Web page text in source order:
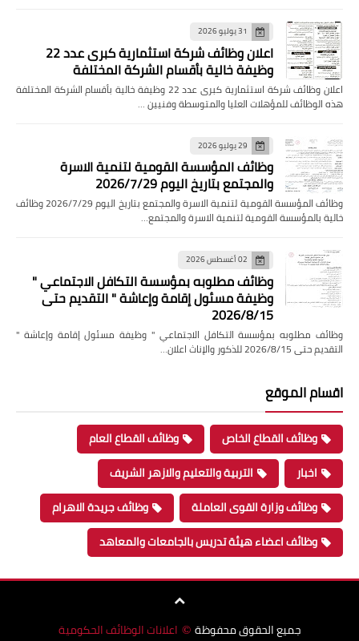
31 يوليو 2026
اعلان وظائف شركة استثمارية كبرى عدد 22
وظيفة خالية بأقسام الشركة المختلفة
اعلان وظائف شركة استثمارية كبرى عدد 22 وظيفة خالية بأقسام الشركة المختلفة
هذه الوظائف للمؤهلات العليا والمتوسطة وفنيين …
29 يوليو 2026
وظائف المؤسسة القومية لتنمية الاسرة
والمجتمع بتاريخ اليوم 2026/7/29
وظائف المؤسسة القومية لتنمية الاسرة والمجتمع بتاريخ اليوم 2026/7/29 وظائف
خالية بالمؤسسة القومية لتنمية الاسرة والمجتمع…
02 أغسطس 2026
وظائف مطلوبه بمؤسسة التكافل الاجتماعي "
وظيفة مسئول إقامة وإعاشة " التقديم حتى
2026/8/15
وظائف مطلوبه بمؤسسة التكافل الاجتماعي " وظيفة مسئول إقامة وإعاشة "
التقديم حتى 2026/8/15 للذكور والإناث اعلان…
اقسام الموقع
وظائف القطاع الخاص
وظائف القطاع العام
اخبار
التربية والتعليم والازهر الشريف
وظائف وزارة القوى العاملة
وظائف جريدة الاهرام
وظائف اعضاء هيئة تدريس بالجامعات والمعاهد
جميع الحقوق محفوظة © اعلانات الوظائف الحكومية